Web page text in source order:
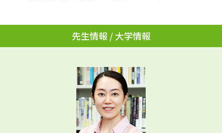
お支払いについて
テレメール
個人情報取扱規定
テレメール進学カタログ
訂正のご案内
先生情報 / 大学情報